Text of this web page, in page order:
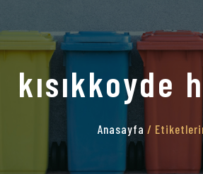
kısıkkoyde
Anasayfa /